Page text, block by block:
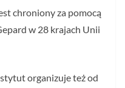
chroniony za pomocą
w 28 krajach Unii
organizuje też od